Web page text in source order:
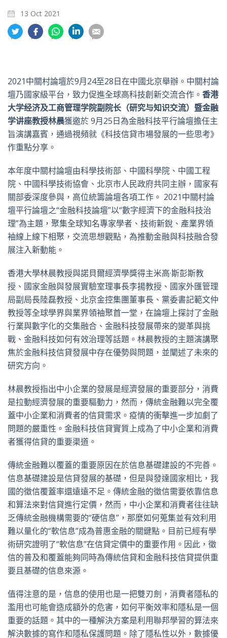
13 Oct 2021
分
享
特
分
享
書
分
享
享
英
享
郵
2021中關村論壇於9月24至28日在中國北京舉辦。中關村論
壇乃國家級平台，致力促進全球高科技創新交流合作。 香港
大学经济及工商管理学院副院长（研究与知识交流）暨金融
学讲座教授林晨獲邀於 9月25日為金融科技平行論壇擔任主
旨演講嘉賓，通過視頻就《科技信貸市場發展的一些思考》
作重點分享。
本年度中關村論壇由科學技術部、中國科學院、中國工程
院、中國科學技術協會、北京市人民政府共同主辦，國家有
關部委深度參與，高位統籌論壇各項工作。 2021中關村論
壇平行論壇之“金融科技論壇”以“數字經濟下的金融科技治
理”為主題，聚集全球知名專家學者、技術新銳、產業界領
袖線上線下相聚，交流思想觀點，為推動金融與科技融合發
展注入新動能。
香港大學林晨教授與諾貝爾經濟學獎得主米高·斯彭斯教
授、國家金融與發展實驗室理事長李揚教授、國家外匯管理
局副局長陸磊教授、北京金控集團董事長、黨委書記範文仲
教授等全球學界與業界領袖聚首一堂，在論壇上探討了金融
行業與數字化的交集融合、金融科技發展帶來的變革與挑
戰、金融科技如何有效治理等話題。林晨教授的主題演講聚
焦於金融科技信貸發展中存在優勢與問題，並闡述了未來的
研究方向。
林晨教授指出中小企業的發展是經濟發展的重要部分，消費
是拉動經濟發展的重要驅動力，然而，傳統金融難以完全覆
蓋中小企業和消費者的信貸需求。疫情的衝擊進一步加劇了
問題的嚴重性。金融科技信貸實質上成為了中小企業和消費
者獲得信貸的重要渠道。
傳統金融難以覆蓋的重要原因在於信息基礎建設的不完善。
信息基礎建設是信貸發展的基礎，但是與發達國家相比，我
國的徵信覆蓋率還遠遠不足。傳統金融的徵信需要依靠信息
和算法來對信貸進行定價，然而，中小企業和消費者往往缺
乏傳統金融機構需要的“硬信息”，那麼如何蒐集並有效利用
難以量化的“軟信息”成為普惠金融的關鍵點。目前已經有學
術研究證明了“軟信息”在信貸定價中的重要作用。因此，徵
信的普及和覆蓋能夠同時為傳統信貸和金融科技信貸提供重
要且基礎的信息來源。
值得注意的是，信息的使用也是一把雙刃劍，消費者隱私的
濫用也可能會造成額外的危害，如何平衡效率和隱私是一個
重要的話題。其中的一種解決方案是利用聯邦學習的算法來
解決數據的寫作和隱私保護問題。除了隱私性以外，數據優